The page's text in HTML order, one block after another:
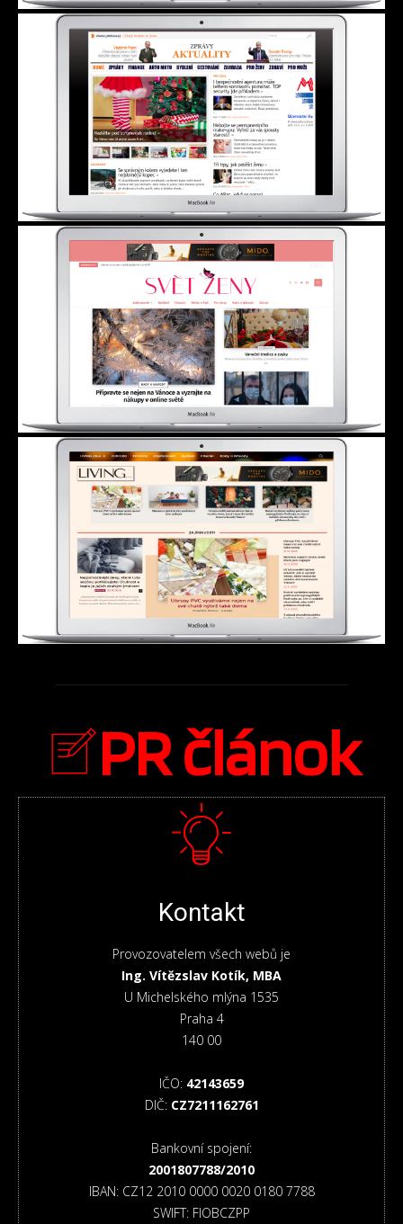
PR článok
Kontakt
Provozovatelem všech webů je
Ing. Vítězslav Kotík, MBA
U Michelského mlýna 1535
Praha 4
140 00
IČO: 42143659
DIČ: CZ7211162761
Bankovní spojení:
2001807788/2010
IBAN: CZ12 2010 0000 0020 0180 7788
SWIFT: FIOBCZPP